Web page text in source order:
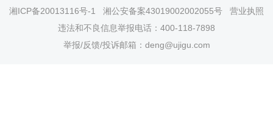
湘ICP备20013116号-1
湘公安备案43019002002055号
营业执照
违法和不良信息举报电话：400-118-7898
举报/反馈/投诉邮箱：deng@ujigu.com